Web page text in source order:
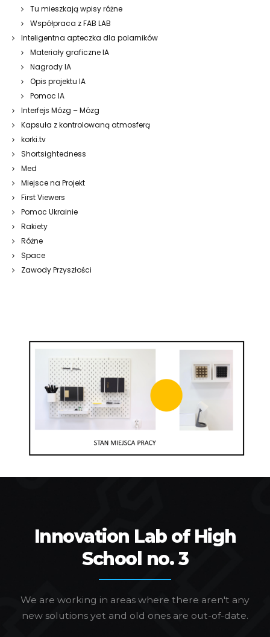
Tu mieszkają wpisy różne
Współpraca z FAB LAB
Inteligentna apteczka dla polarników
Materiały graficzne IA
Nagrody IA
Opis projektu IA
Pomoc IA
Interfejs Mózg – Mózg
Kapsuła z kontrolowaną atmosferą
korki.tv
Shortsightedness
Med
Miejsce na Projekt
First Viewers
Pomoc Ukrainie
Rakiety
Różne
Space
Zawody Przyszłości
Innovation Lab of High
School no. 3
We are working in areas where there aren't any
new solutions yet and old ones are out-of-date.